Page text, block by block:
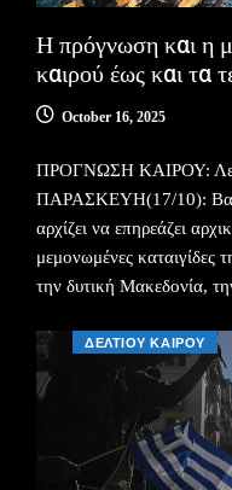
Η πρόγνωση και η
καιρού έως και τα
October 16, 2025
ΠΡΟΓΝΩΣΗ ΚΑΙΡΟΥ:
ΠΑΡΑΣΚΕΥΗ(17/10):
αρχίζει να επηρεάζει
μεμονωμένες καταιγίδες
την δυτική Μακεδονία,
ΔΕΛΤΙΟΥ ΚΑΙΡΟΥ